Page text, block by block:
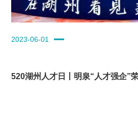
2023-06-01
520湖州人才日丨明泉“人才强企”